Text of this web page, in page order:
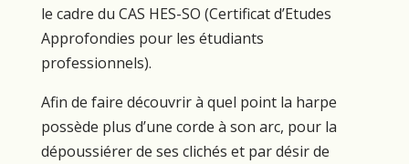
le cadre du CAS HES-SO (Certificat d’Etudes
Approfondies pour les étudiants
professionnels).
Afin de faire découvrir à quel point la harpe
possède plus d’une corde à son arc, pour la
dépoussiérer de ses clichés et par désir de